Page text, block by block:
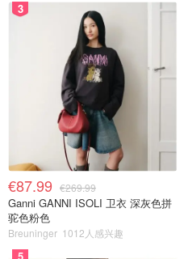
3
€87.99 €269.99
Ganni GANNI ISOLI 卫衣 深灰色拼
驼色粉色
Breuninger 1012人感兴趣